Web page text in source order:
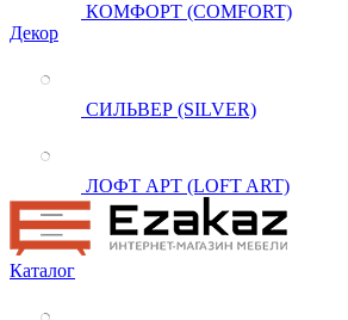
КОМФОРТ (COMFORT)
Декор
СИЛЬВЕР (SILVER)
ЛОФТ АРТ (LOFT ART)
Каталог